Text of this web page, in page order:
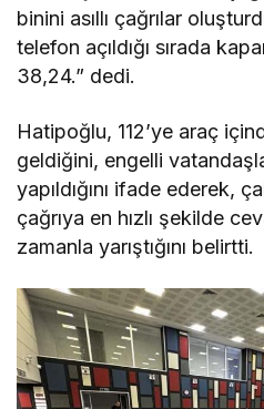
binini asıllı çağrılar
telefon açıldığı sırada
38,24.” dedi.
Hatipoğlu, 112’ye araç
geldiğini, engelli
yapıldığını ifade ederek,
çağrıya en hızlı şekilde
zamanla yarıştığını belirtti.